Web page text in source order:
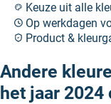
Keuze uit alle
Op werkdagen
Product &
Andere
het jaar